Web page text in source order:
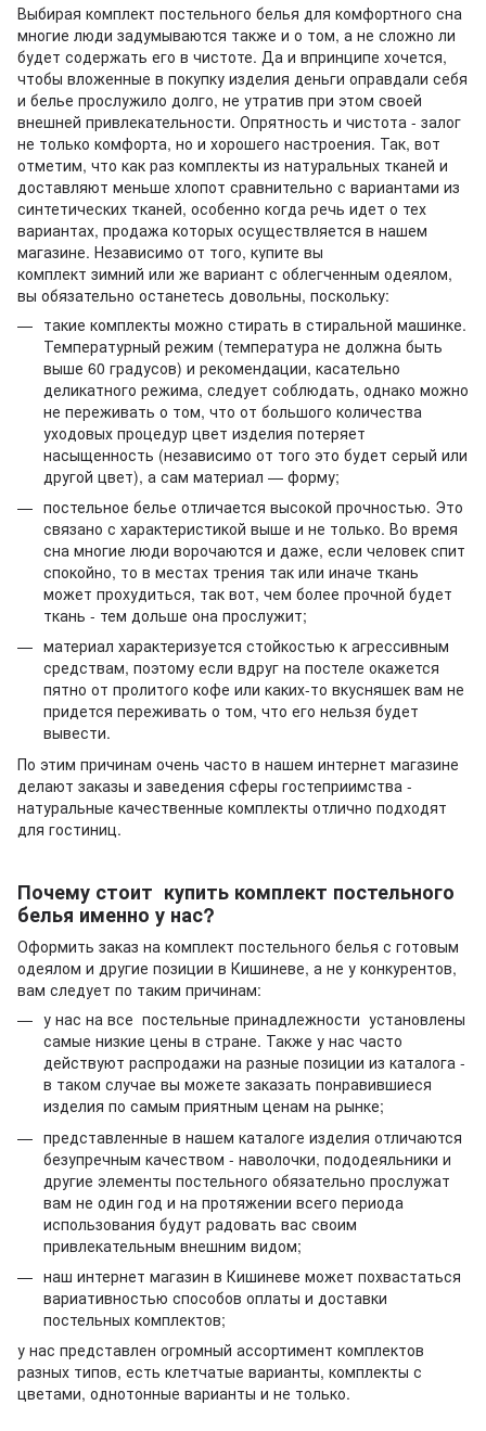
Выбирая комплект постельного белья для комфортного сна
многие люди задумываются также и о том, а не сложно ли
будет содержать его в чистоте. Да и впринципе хочется,
чтобы вложенные в покупку изделия деньги оправдали себя
и белье прослужило долго, не утратив при этом своей
внешней привлекательности. Опрятность и чистота - залог
не только комфорта, но и хорошего настроения. Так, вот
отметим, что как раз комплекты из натуральных тканей и
доставляют меньше хлопот сравнительно с вариантами из
синтетических тканей, особенно когда речь идет о тех
вариантах, продажа которых осуществляется в нашем
магазине. Независимо от того, купите вы
комплект зимний или же вариант с облегченным одеялом,
вы обязательно останетесь довольны, поскольку:
такие комплекты можно стирать в стиральной машинке.
Температурный режим (температура не должна быть
выше 60 градусов) и рекомендации, касательно
деликатного режима, следует соблюдать, однако можно
не переживать о том, что от большого количества
уходовых процедур цвет изделия потеряет
насыщенность (независимо от того это будет серый или
другой цвет), а сам материал — форму;
постельное белье отличается высокой прочностью. Это
связано с характеристикой выше и не только. Во время
сна многие люди ворочаются и даже, если человек спит
спокойно, то в местах трения так или иначе ткань
может прохудиться, так вот, чем более прочной будет
ткань - тем дольше она прослужит;
материал характеризуется стойкостью к агрессивным
средствам, поэтому если вдруг на постеле окажется
пятно от пролитого кофе или каких-то вкусняшек вам не
придется переживать о том, что его нельзя будет
вывести.
По этим причинам очень часто в нашем интернет магазине
делают заказы и заведения сферы гостеприимства -
натуральные качественные комплекты отлично подходят
для гостиниц.
Почему стоит купить комплект постельного
белья именно у нас?
Оформить заказ на комплект постельного белья с готовым
одеялом и другие позиции в Кишиневе, а не у конкурентов,
вам следует по таким причинам:
у нас на все постельные принадлежности установлены
самые низкие цены в стране. Также у нас часто
действуют распродажи на разные позиции из каталога -
в таком случае вы можете заказать понравившиеся
изделия по самым приятным ценам на рынке;
представленные в нашем каталоге изделия отличаются
безупречным качеством - наволочки, пододеяльники и
другие элементы постельного обязательно прослужат
вам не один год и на протяжении всего периода
использования будут радовать вас своим
привлекательным внешним видом;
наш интернет магазин в Кишиневе может похвастаться
вариативностью способов оплаты и доставки
постельных комплектов;
у нас представлен огромный ассортимент комплектов
разных типов, есть клетчатые варианты, комплекты с
цветами, однотонные варианты и не только.